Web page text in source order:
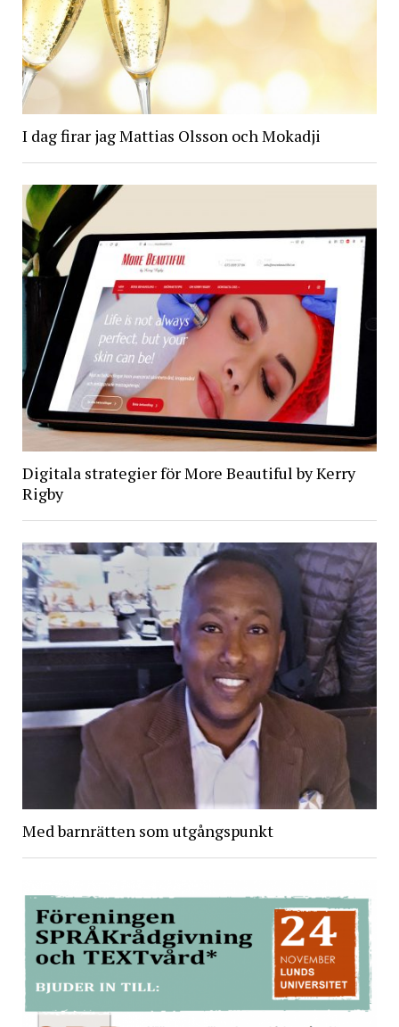
I dag firar jag Mattias Olsson och Mokadji
Digitala strategier för More Beautiful by Kerry
Rigby
Med barnrätten som utgångspunkt